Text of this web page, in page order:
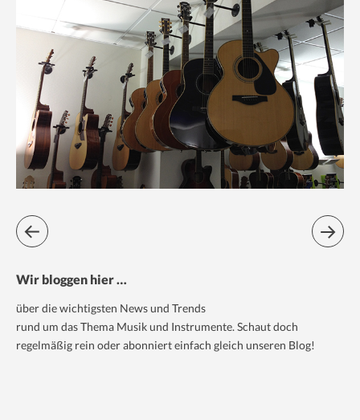
Wir bloggen hier …
über die wichtigsten News und Trends
rund um das Thema Musik und Instrumente. Schaut doch
regelmäßig rein oder abonniert einfach gleich unseren Blog!